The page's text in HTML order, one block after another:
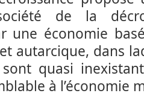
de la
une économie
autarcique, dans
quasi
à l’économie